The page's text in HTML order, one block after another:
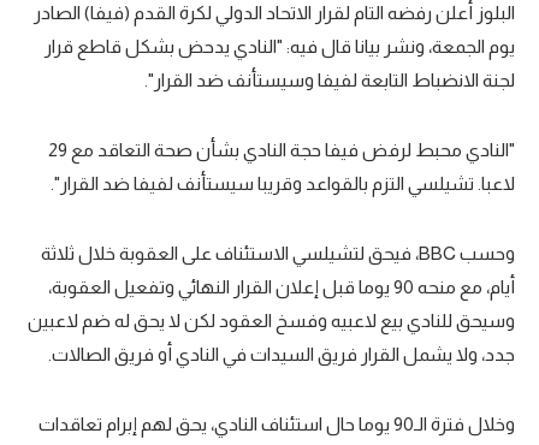
البلوز أعلن رفضه التام لقرار الاتحاد الدولي لكرة القدم (فيفا) الصادر
يوم الجمعة، ونشر بيانا قال فيه: "النادي يدحض بشكل قاطع قرار
لجنة الانضباط التابعة لفيفا وسيستأنف ضد القرار".
"النادي محبط لرفض فيفا حجة النادي بشأن صحة التعاقد مع 29
لاعبا. تشيلسي التزم بالقواعد وقريبا سيستأنف لفيفا ضد القرار".
وحسب BBC، فيحق لتشيلسي الاستئناف على العقوبة خلال ثلاثة
أيام، مع منحه 90 يوما قبل إعلان القرار النهائي وتفعيل العقوبة،
وسيحق للنادي بيع لاعبيه وفسخ العقود لكن لا يحق له ضم لاعبين
جدد، ولا يشمل القرار فريق السيدات في النادي أو فريق الصالات.
وخلال فترة الـ90 يوما حال استئناف النادي، يحق لهم إبرام تعاقدات